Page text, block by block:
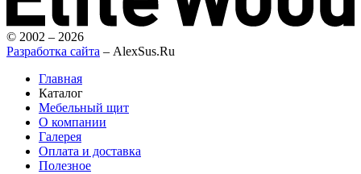
© 2002 – 2026
Разработка сайта – AlexSus.Ru
Главная
Каталог
Мебельный щит
О компании
Галерея
Оплата и доставка
Полезное